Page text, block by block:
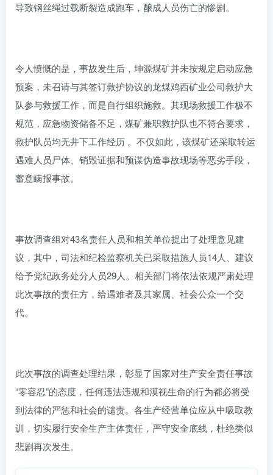
导致钢丝绳过载断裂造成跑车，酿成人员伤亡的惨剧。
令人愤慨的是，事故发生后，坤源煤矿并未按规定启动应急
预案，未召请与其签订救护协议的龙煤鸡西矿业公司救护大
队参与救援工作，而是自行组织施救。其现场救援工作极不
规范，应急物资储备不足，煤矿兼职救护队也不符合要求，
救护队员均无井下工作经历 。不仅如此，该煤矿还采取转运
遇难人员尸体、销毁证据和预谋伪造事故现场等恶劣手段，
蓄意瞒报事故。
事故调查组对43名责任人员和相关单位提出了处理意见建
议，其中，司法和纪检监察机关已采取措施人员14人、建议
给予党纪政务处分人员29人。相关部门将依法依规严肃处理
此次事故的责任方，给遇难者及其家属、社会公众一个交
代。
此次事故的调查处理结果，彰显了国家对生产安全责任事故
“零容忍”的态度，任何违法违规和漠视生命的行为都必将受
到法律的严惩和社会的谴责。各生产经营单位应从中吸取教
训，切实履行安全生产主体责任，严守安全底线，杜绝类似
悲剧再次发生。